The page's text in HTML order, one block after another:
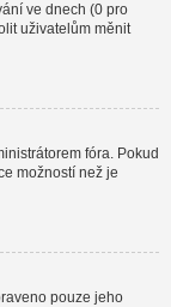
ve dnech (0 pro
uživatelům měnit
fóra. Pokud
možností než je
pouze jeho